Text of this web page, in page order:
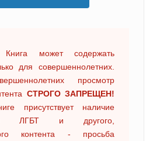
Книга может содержать
для совершеннолетних.
просмотр
СТРОГО ЗАПРЕЩЕН!
присутствует наличие
ЛГБТ и другого,
контента - просьба